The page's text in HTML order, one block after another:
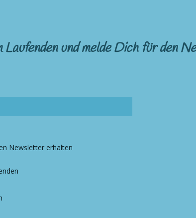
Laufenden und melde Dich für den
Newsletter erhalten